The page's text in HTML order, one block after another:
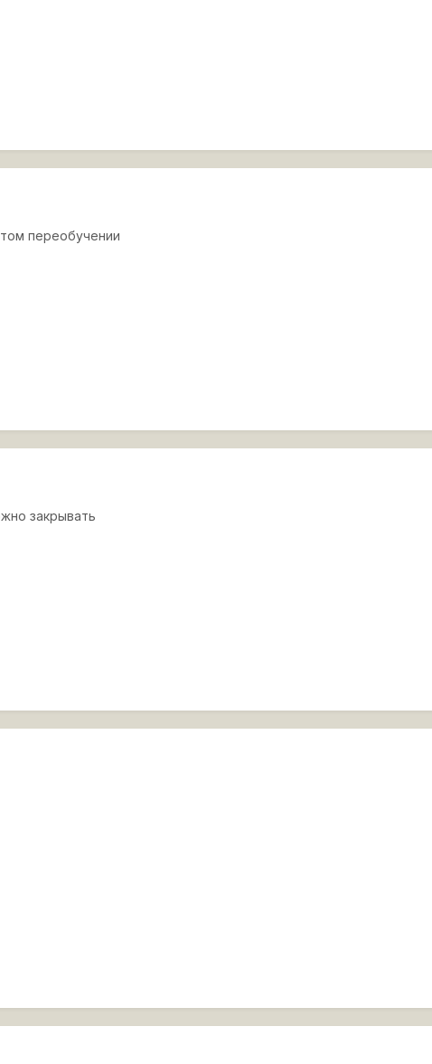
переобучении
закрывать